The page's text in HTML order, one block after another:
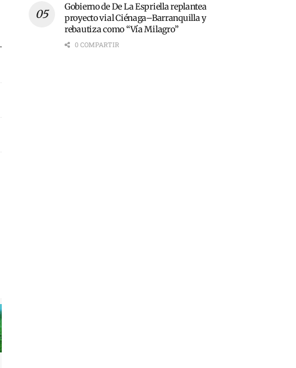
Gobierno de De La Espriella replantea
proyecto vial Ciénaga–Barranquilla y
rebautiza como “Vía Milagro”
0 COMPARTIR